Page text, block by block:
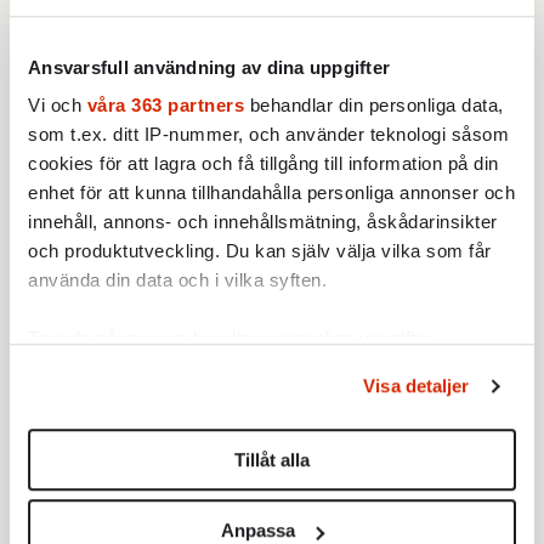
Ansvarsfull användning av dina uppgifter
Vi och våra 363 partners behandlar din personliga data,
som t.ex. ditt IP-nummer, och använder teknologi såsom
cookies för att lagra och få tillgång till information på din
enhet för att kunna tillhandahålla personliga annonser och
innehåll, annons- och innehållsmätning, åskådarinsikter
och produktutveckling. Du kan själv välja vilka som får
använda din data och i vilka syften.
Du kan ändra eller dra tillbaka ditt samtycke när som
helst från cookie-förklaringen.
Vi använder enhetsidentifierare för att anpassa innehållet
Visa detaljer
Tillåt alla
Anpassa
Ja, AC är ett hot mot den
På ”Kommunisthögskolan” drömde
alla om att vara arbetarklass
Vattenbristen är här – men var femte liter läcker